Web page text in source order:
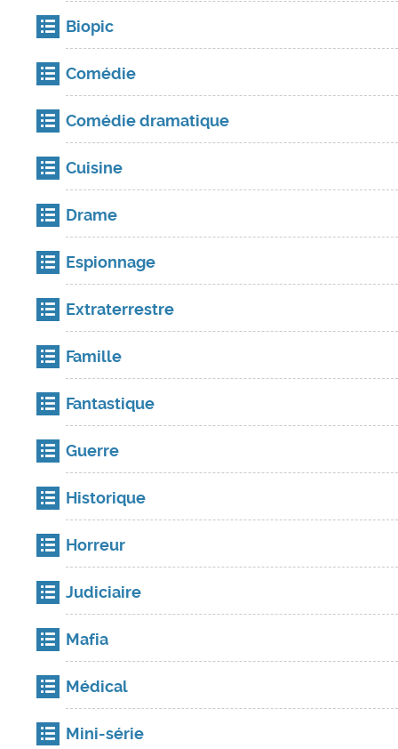
Biopic
Comédie
Comédie dramatique
Cuisine
Drame
Espionnage
Extraterrestre
Famille
Fantastique
Guerre
Historique
Horreur
Judiciaire
Mafia
Médical
Mini-série